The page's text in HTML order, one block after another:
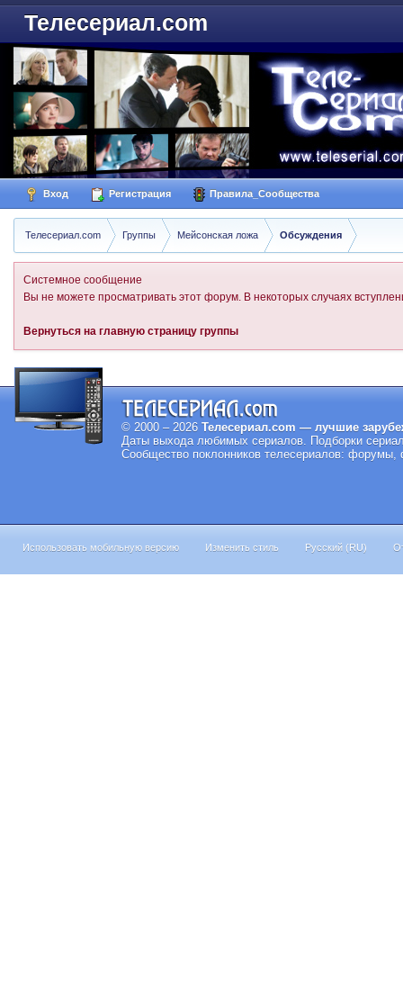
Телесериал.com
Вход Регистрация Правила_Сообщества
Телесериал.com Группы Мейсонская ложа Обсуждения
Системное сообщение
Вы не можете просматривать этот форум. В некоторых случаях
Вернуться на главную страницу группы
© 2000 – 2026Телесериал.com — лучшие
Даты выхода любимых сериалов. Подборки
Сообщество поклонников телесериалов:
Использовать мобильную версию Изменить стиль Русский (RU)